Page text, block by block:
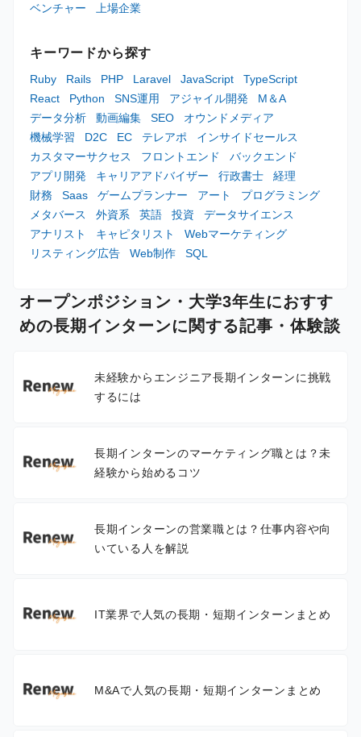
ベンチャー
上場企業
キーワードから探す
Ruby Rails PHP Laravel JavaScript
TypeScript
React
Python SNS運用 アジャイル開発
M＆A
データ分析
動画編集 SEO
オウンドメディア
機械学習
D2C EC テレアポ
インサイドセールス
カスタマーサクセス
フロントエンド
バックエンド
アプリ開発
キャリアアドバイザー 行政書士
経理
財務
Saas ゲームプランナー アート
プログラミング
メタバース
外資系 英語 投資
データサイエンス
アナリスト
キャピタリスト
Webマーケティング
リスティング広告
Web制作 SQL
オープンポジション・大学3年生におすす
めの長期インターンに関する記事・体験談
未経験からエンジニア長期インターンに挑戦
するには
長期インターンのマーケティング職とは？未
経験から始めるコツ
長期インターンの営業職とは？仕事内容や向
いている人を解説
IT業界で人気の長期・短期インターンまとめ
M&Aで人気の長期・短期インターンまとめ